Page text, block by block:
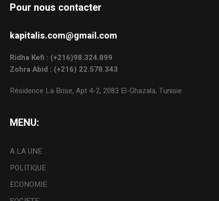
Pour nous contacter
kapitalis.com@gmail.com
Ridha Kefi : (+216)98.324.899
Zohra Abid : (+216) 22.578.343
Résidence La Brise, Apt 4-2, 2083 El-Ghazala, Tunisie.
MENU:
A LA UNE
POLITIQUE
ECONOMIE